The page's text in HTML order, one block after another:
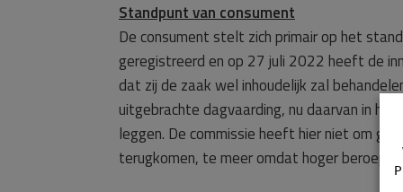
Standpunt van consument
De consument stelt zich primair op het
geregistreerd en op 27 juli 2022 heeft de
dat zij de zaak wel inhoudelijk zal
uitgebrachte dagvaarding, nu daarvan in
leggen. De commissie heeft hier niet om
terugkomen, te meer omdat hoger beroep